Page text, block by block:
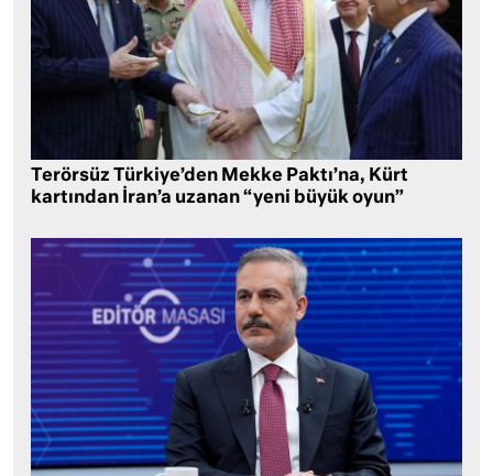
Terörsüz Türkiye’den Mekke Paktı’na, Kürt
kartından İran’a uzanan “yeni büyük oyun”